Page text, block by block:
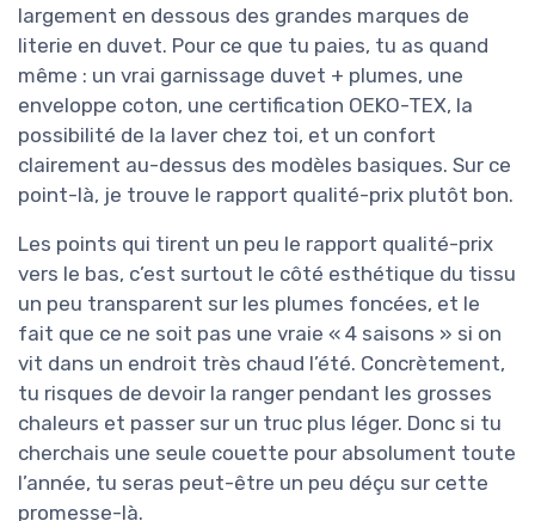
largement en dessous des grandes marques de
literie en duvet. Pour ce que tu paies, tu as quand
même : un vrai garnissage duvet + plumes, une
enveloppe coton, une certification OEKO-TEX, la
possibilité de la laver chez toi, et un confort
clairement au-dessus des modèles basiques. Sur ce
point-là, je trouve le rapport qualité-prix plutôt bon.
Les points qui tirent un peu le rapport qualité-prix
vers le bas, c’est surtout le côté esthétique du tissu
un peu transparent sur les plumes foncées, et le
fait que ce ne soit pas une vraie « 4 saisons » si on
vit dans un endroit très chaud l’été. Concrètement,
tu risques de devoir la ranger pendant les grosses
chaleurs et passer sur un truc plus léger. Donc si tu
cherchais une seule couette pour absolument toute
l’année, tu seras peut-être un peu déçu sur cette
promesse-là.